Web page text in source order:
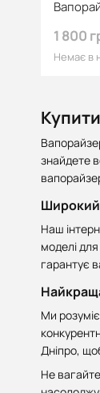
знайдете
Наш
моделі
гарантує
Ми
Дніпро,
Не
1 800
Немає в